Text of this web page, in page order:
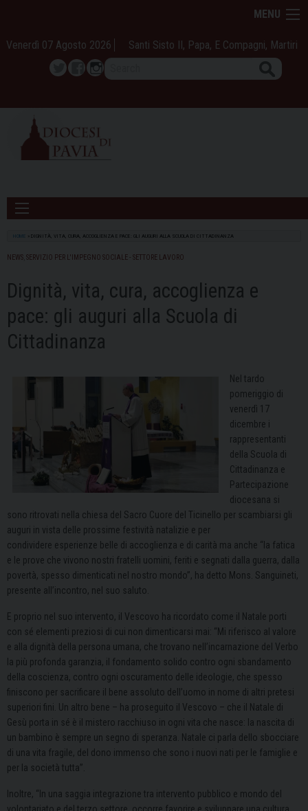
content
MENU
Venerdì 07 Agosto 2026 Santi Sisto II, Papa, E Compagni, Martiri
TwitterFacebook
Instagram
HOME DIGNITÀ, VITA, CURA, ACCOGLIENZA E PACE: GLI AUGURI ALLA SCUOLA DI CITTADINANZA
NEWS SERVIZIO PER L'IMPEGNO SOCIALE - SETTORE LAVORO
Dignità, vita, cura, accoglienza e
pace: gli auguri alla Scuola di
Cittadinanza
Nel tardo
pomeriggio di
venerdì 17
dicembre i
rappresentanti
della Scuola di
Cittadinanza e
Partecipazione
diocesana si
sono ritrovati nella chiesa del Sacro Cuore del Ticinello per scambiarsi gli
auguri in vista delle prossime festività natalizie e per
condividere esperienze belle di accoglienza e di carità ma anche “la fatica
e le prove che vivono nostri fratelli uomini, feriti e segnati dalla guerra, dalla
povertà, spesso dimenticati nel nostro mondo”, ha detto Mons. Sanguineti,
presente all’incontro, nel suo saluto.​​
E proprio nel suo intervento, il Vescovo ha ricordato come il Natale porti
con sé elementi preziosi di cui non dimenticarsi mai: “Mi riferisco al valore
e alla dignità della persona umana, che trovano nell’incarnazione del Verbo
la più profonda garanzia, il fondamento solido contro ogni sbandamento
della coscienza, contro ogni oscuramento delle ideologie, che spesso
finiscono per sacrificare il bene assoluto dell’uomo in nome di altri pretesi
superiori fini.
​Un altro bene – ha proseguito il Vescovo – che il Natale di
Gesù porta in sé è il mistero racchiuso in ogni vita che nasce: la nascita di
un bambino è sempre un segno di speranza. Natale ci parla dello sbocciare
di una vita fragile, del dono immenso che sono i nuovi nati per le famiglie e
per la società tutta”.
Inoltre, “ In una saggia integrazione tra intervento pubblico e mondo del